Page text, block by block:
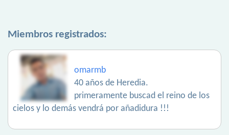
Miembros registrados:
omarmb
40 años de Heredia.
primeramente buscad el reino de los
cielos y lo demás vendrá por añadidura !!!